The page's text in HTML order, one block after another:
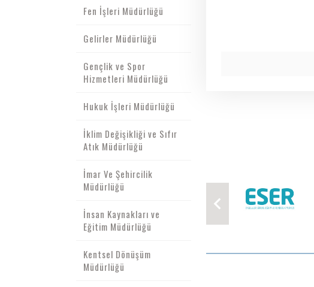
Fen İşleri Müdürlüğü
Gelirler Müdürlüğü
Gençlik ve Spor
Hizmetleri Müdürlüğü
Hukuk İşleri Müdürlüğü
İklim Değişikliği ve Sıfır
Atık Müdürlüğü
İmar Ve Şehircilik
Müdürlüğü
İnsan Kaynakları ve
Eğitim Müdürlüğü
Kentsel Dönüşüm
Müdürlüğü